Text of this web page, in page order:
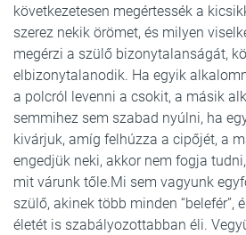
következetesen megértessék a
szerez nekik örömet, és milyen
megérzi a szülő bizonytalanságát,
elbizonytalanodik. Ha egyik
a polcról levenni a csokit, a másik
semmihez sem szabad nyúlni, ha
kivárjuk, amíg felhúzza a cipőjét, a
engedjük neki, akkor nem fogja
mit várunk tőle.Mi sem vagyunk
szülő, akinek több minden “belefér”,
életét is szabályozottabban éli.